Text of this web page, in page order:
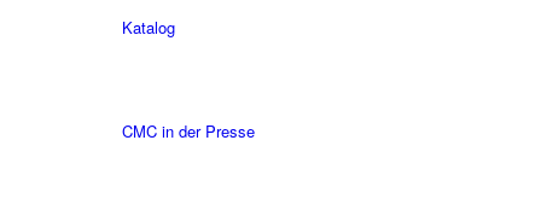
Katalog
CMC in der Presse